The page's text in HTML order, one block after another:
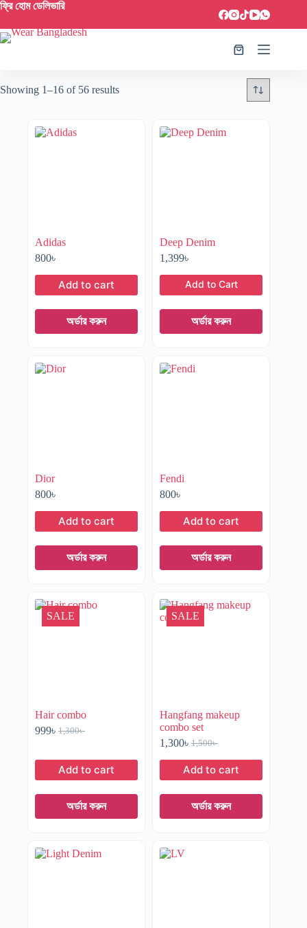
ফ্রি হোম ডেলিভারি
Showing 1–16 of 56 results
Adidas
800৳
Add to cart
অর্ডার করুন
Deep Denim
1,399৳
অর্ডার করুন
Dior
800৳
Add to cart
অর্ডার করুন
Fendi
800৳
Add to cart
অর্ডার করুন
SALE
Hair combo
1,300৳
999৳
Add to cart
অর্ডার করুন
SALE
Hangfang makeup
combo set
1,500৳
1,300৳
Add to cart
অর্ডার করুন